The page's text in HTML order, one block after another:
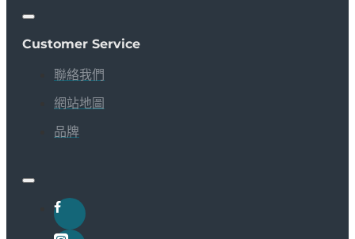
Customer Service
聯絡我們
網站地圖
品牌